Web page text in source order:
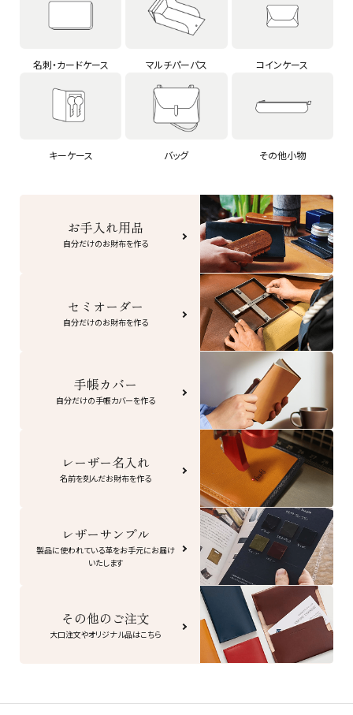
名刺・カードケース マルチパーパス コインケース
キーケース バッグ その他小物
お手入れ用品
自分だけのお財布を作る
セミオーダー
自分だけのお財布を作る
手帳カバー
自分だけの手帳カバーを作る
レーザー名入れ
名前を刻んだお財布を作る
レザーサンプル
製品に使われている革をお手元にお届け
いたします
その他のご注文
大口注文やオリジナル品はこちら